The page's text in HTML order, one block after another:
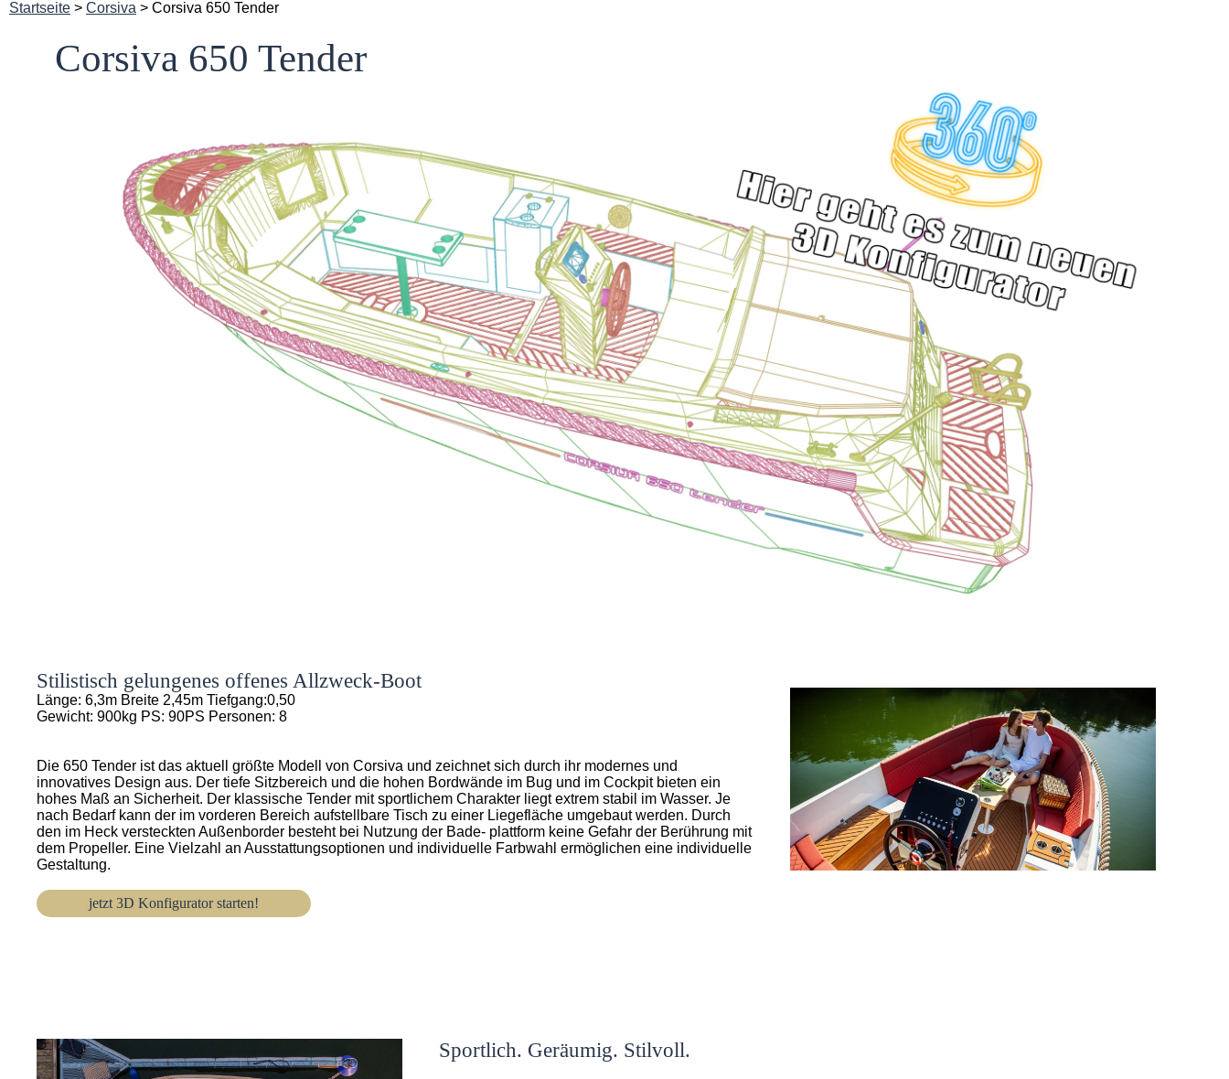
Startseite > Corsiva > Corsiva 650 Tender
Corsiva 650 Tender
Stilistisch gelungenes offenes Allzweck-Boot
Länge: 6,3m Breite 2,45m Tiefgang:0,50
Gewicht: 900kg PS: 90PS Personen: 8
Die 650 Tender ist das aktuell größte Modell von Corsiva und zeichnet sich durch ihr modernes und
innovatives Design aus. Der tiefe Sitzbereich und die hohen Bordwände im Bug und im Cockpit bieten ein
hohes Maß an Sicherheit. Der klassische Tender mit sportlichem Charakter liegt extrem stabil im Wasser. Je
nach Bedarf kann der im vorderen Bereich aufstellbare Tisch zu einer Liegefläche umgebaut werden. Durch
den im Heck versteckten Außenborder besteht bei Nutzung der Bade- plattform keine Gefahr der Berührung mit
dem Propeller. Eine Vielzahl an Ausstattungsoptionen und individuelle Farbwahl ermöglichen eine individuelle
Gestaltung.
jetzt 3D Konfigurator starten!
Sportlich. Geräumig. Stilvoll.